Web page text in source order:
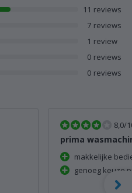
11 reviews
7 reviews
1 review
0 reviews
0 reviews
8,0/
makkelijke
genoeg keuze